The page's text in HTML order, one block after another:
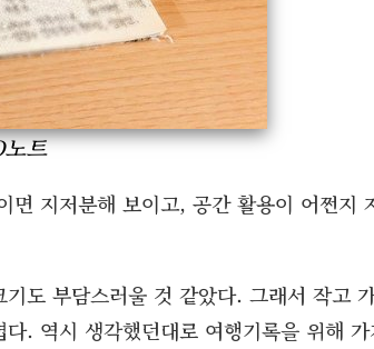
트
면 지저분해 보이고, 공간 활용이 어쩐지
도 부담스러울 것 같았다. 그래서 작고
. 역시 생각했던대로 여행기록을 위해